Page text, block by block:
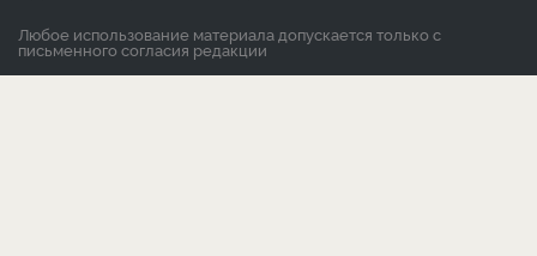
Любое использование материала допускается только с
письменного согласия редакции